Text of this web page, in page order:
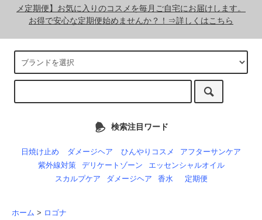
メ定期便】お気に入りのコスメを毎月ご自宅にお届けします。
お得で安心な定期便始めませんか？！⇒詳しくはこちら
検索注目ワード
日焼け止め ダメージヘア ひんやりコスメ
アフターサンケア
紫外線対策
デリケートゾーン
エッセンシャルオイル
スカルプケア
ダメージヘア 香水 定期便
ホーム > ロゴナ